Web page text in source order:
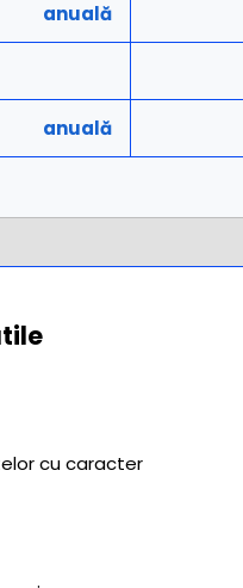
anuală
anuală
cu caracter